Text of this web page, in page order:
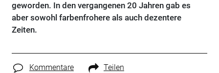
geworden. In den vergangenen 20 Jahren gab es
aber sowohl farbenfrohere als auch dezentere
Zeiten.
Kommentare Teilen